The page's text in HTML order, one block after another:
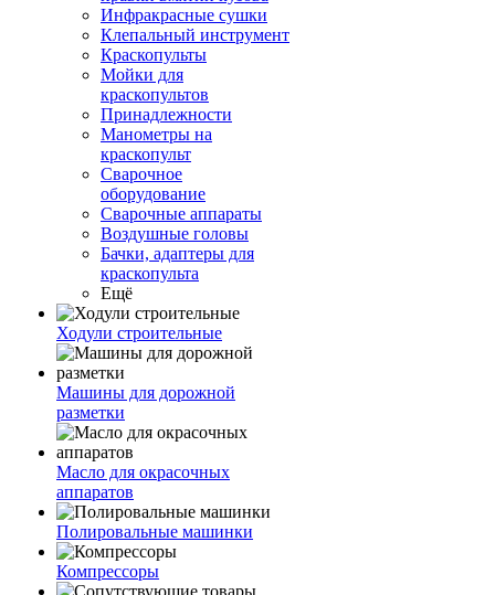
Инфракрасные сушки
Клепальный инструмент
Краскопульты
Мойки для
краскопультов
Принадлежности
Манометры на
краскопульт
Сварочное
оборудование
Сварочные аппараты
Воздушные головы
Бачки, адаптеры для
краскопульта
Ещё
Ходули строительные
Машины для дорожной
разметки
Масло для окрасочных
аппаратов
Полировальные машинки
Компрессоры